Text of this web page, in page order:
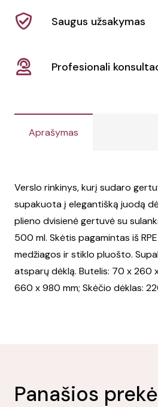
Saugus užsakymas
Profesionali
Aprašymas
Verslo rinkinys, kurį sudaro
supakuota į elegantišką juodą
plieno dvisienė gertuvė su
500 ml. Skėtis pagamintas iš
medžiagos ir stiklo pluošto.
atsparų dėklą. Butelis: 70 x 260
660 x 980 mm; Skėčio dėklas:
Panašios